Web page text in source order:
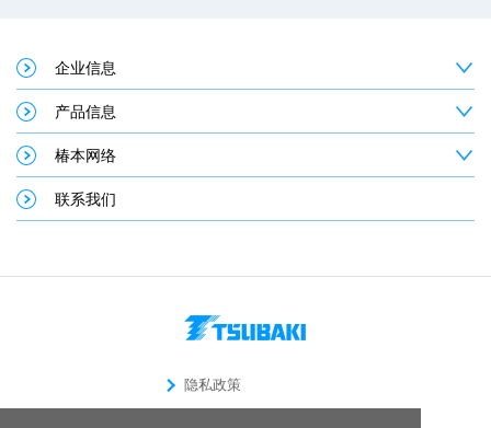
企业信息
产品信息
椿本网络
联系我们
隐私政策